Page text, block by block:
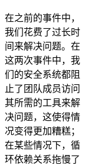
在之前的事件中，
我们花费了过长时
间来解决问题。在
这两次事件中，我
们的安全系统都阻
止了团队成员访问
其所需的工具来解
决问题，这使得情
况变得更加糟糕；
在某些情况下，循
环依赖关系拖慢了